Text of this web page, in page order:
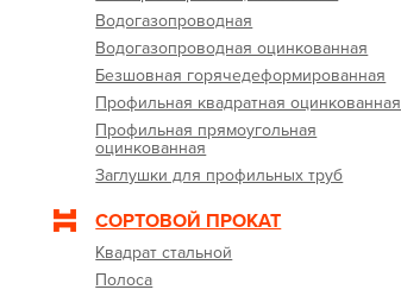
Водогазопроводная
Водогазопроводная оцинкованная
Безшовная горячедеформированная
Профильная квадратная оцинкованная
Профильная прямоугольная
оцинкованная
Заглушки для профильных труб
СОРТОВОЙ ПРОКАТ
Квадрат стальной
Полоса